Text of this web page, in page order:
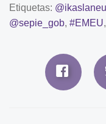
Etiquetas:
@sepie_gob, #EMEU,